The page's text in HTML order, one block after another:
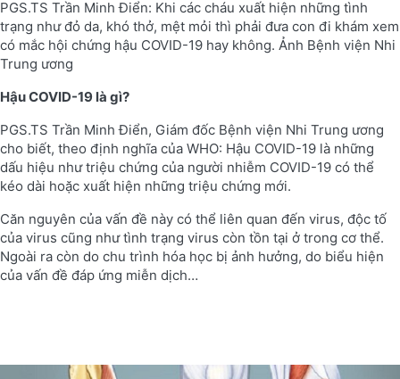
PGS.TS Trần Minh Điển: Khi các cháu xuất hiện những tình
trạng như đỏ da, khó thở, mệt mỏi thì phải đưa con đi khám xem
có mắc hội chứng hậu COVID-19 hay không. Ảnh Bệnh viện Nhi
Trung ương
Hậu COVID-19 là gì?
PGS.TS Trần Minh Điển, Giám đốc Bệnh viện Nhi Trung ương
cho biết, theo định nghĩa của WHO: Hậu COVID-19 là những
dấu hiệu như triệu chứng của người nhiễm COVID-19 có thể
kéo dài hoặc xuất hiện những triệu chứng mới.
Căn nguyên của vấn đề này có thể liên quan đến virus, độc tố
của virus cũng như tình trạng virus còn tồn tại ở trong cơ thể.
Ngoài ra còn do chu trình hóa học bị ảnh hưởng, do biểu hiện
của vấn đề đáp ứng miễn dịch…